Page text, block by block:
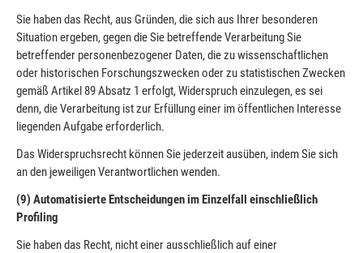
Sie haben das Recht, aus Gründen, die sich aus Ihrer besonderen
Situation ergeben, gegen die Sie betreffende Verarbeitung Sie
betreffender personenbezogener Daten, die zu wissenschaftlichen
oder historischen Forschungszwecken oder zu statistischen Zwecken
gemäß Artikel 89 Absatz 1 erfolgt, Widerspruch einzulegen, es sei
denn, die Verarbeitung ist zur Erfüllung einer im öffentlichen Interesse
liegenden Aufgabe erforderlich.
Das Widerspruchsrecht können Sie jederzeit ausüben, indem Sie sich
an den jeweiligen Verantwortlichen wenden.
(9) Automatisierte Entscheidungen im Einzelfall einschließlich
Profiling
Sie haben das Recht, nicht einer ausschließlich auf einer